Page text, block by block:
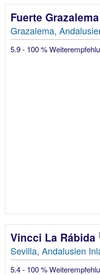
Fuerte Grazalema
Grazalema,
5.9 - 100 %
Vincci La Rábida
Sevilla, Andalusien
5.4 - 100 %